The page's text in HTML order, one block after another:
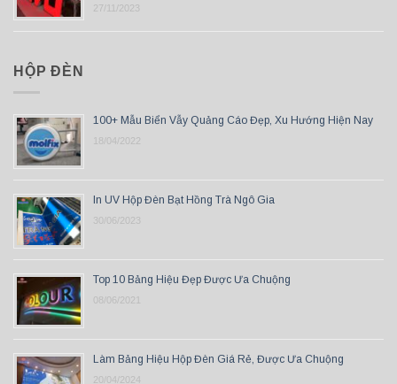
27/11/2023
HỘP ĐÈN
100+ Mẫu Biển Vẫy Quảng Cáo Đẹp, Xu Hướng Hiện Nay
18/04/2022
In UV Hộp Đèn Bạt Hồng Trà Ngô Gia
30/06/2023
Top 10 Bảng Hiệu Đẹp Được Ưa Chuộng
08/06/2021
Làm Bảng Hiệu Hộp Đèn Giá Rẻ, Được Ưa Chuộng
20/04/2024